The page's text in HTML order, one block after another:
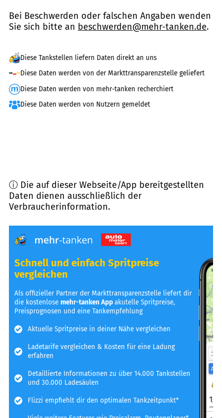
Bei Beschwerden oder falschen Angaben wenden
Sie sich bitte an beschwerden@mehr-tanken.de.
Diese Tankstellen liefern Daten direkt an uns
Diese Daten werden von der Markttransparenzstelle geliefert
Diese Daten werden von mehr-tanken recherchiert
Diese Daten werden von Nutzern gemeldet
ⓘ Die auf dieser Webseite/App bereitgestellten
Daten dienen ausschließlich der
Verbraucherinformation.
Schnell und einfach Spritpreise
vergleichen
Als offizieller Partner der Markttransparenzstelle liefert dir
die kostenlosemehr-tanken Appakutelle Spritpreise,
Preisprognosen und eine Tankempfehlung
Aktuelle Spritpreise in deiner Nähe vergleichen
Ladetarife vergleichen & Kosten für eine Ladung
erfahren
Detaillierte Informationen zu über 14.000 Tankstellen
und 30.000 Ladesäulen
Flizzi empfiehlt dir den optimalen Tankzeitpunkt*